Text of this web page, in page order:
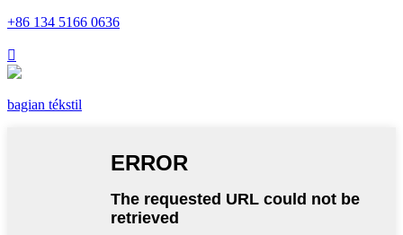
+86 134 5166 0636

bagian tékstil